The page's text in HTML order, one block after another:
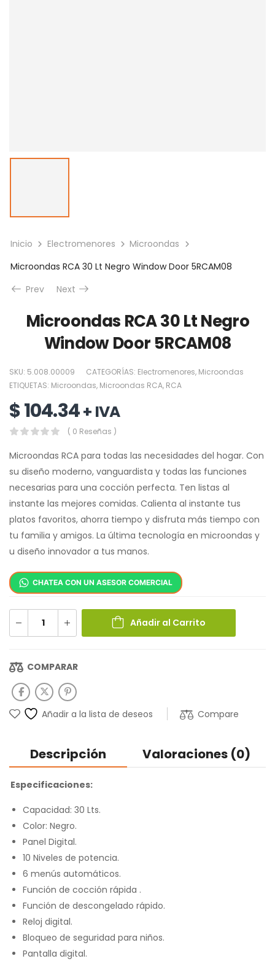
Inicio Electromenores
Microondas
Microondas RCA 30 Lt Negro Window Door 5RCAM08
Prev
Next
Microondas RCA 30 Lt Negro
Window Door 5RCAM08
SKU: 5.008.00009 CATEGORÍAS: Electromenores, Microondas
ETIQUETAS: Microondas, Microondas RCA, RCA
$104.34+ IVA
( 0 Reseñas )
Microondas RCA para todas las necesidades del hogar. Con
su diseño moderno, vanguardista y todas las funciones
necesarias para una cocción perfecta. Ten listas al
instante las mejores comidas. Calienta al instante tus
platos favoritos, ahorra tiempo y disfruta más tiempo con
tu familia y amigos. La última tecnología en microondas y
u diseño innovador a tus manos.
CHATEA CON UN ASESOR COMERCIAL
Añadir al Carrito
COMPARAR
Añadir a la lista de deseos Compare
Descripción Valoraciones (0)
Especificaciones:
Capacidad: 30 Lts.
Color: Negro.
Panel Digital.
10 Niveles de potencia.
6 menús automáticos.
Función de cocción rápida .
Función de descongelado rápido.
Reloj digital.
Bloqueo de seguridad para niños.
Pantalla digital.